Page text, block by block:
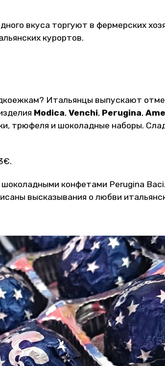
вкуса торгуют в фермерских
курортов.
Итальянцы выпускают
Modica,Venchi, Perugina,
трюфеля и шоколадные наборы.
шоколадными конфетами Perugina
высказывания о любви